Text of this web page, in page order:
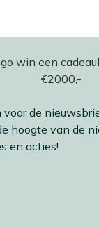
voor de
hoogte van de
en acties!